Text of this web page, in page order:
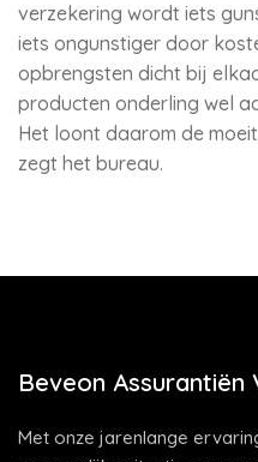
verzekering wordt iets
iets ongunstiger door
opbrengsten dicht bij
producten onderling wel
Het loont daarom de
zegt het bureau.
Beveon Assurantiën
Met onze jarenlange